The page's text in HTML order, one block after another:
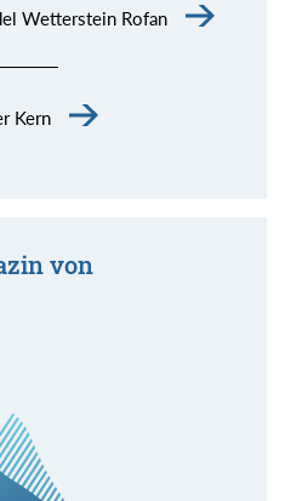
Wetterstein Rofan
Kern
von